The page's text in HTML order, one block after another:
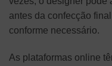
antes da confecção
conforme necessário.
As plataformas online